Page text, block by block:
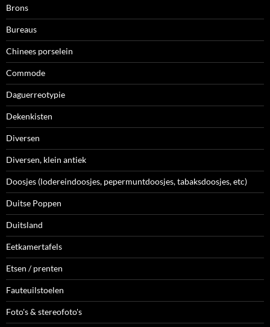
Brons
Bureaus
Chinees porselein
Commode
Daguerreotypie
Dekenkisten
Diversen
Diversen, klein antiek
Doosjes (lodereindoosjes, pepermuntdoosjes, tabaksdoosjes, etc)
Duitse Poppen
Duitsland
Eetkamertafels
Etsen / prenten
Fauteuilstoelen
Foto's & stereofoto's